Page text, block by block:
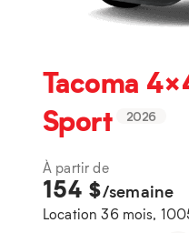
Tacoma
Sport
2026
À partir de
154 $/semaine
Location 36 mois,